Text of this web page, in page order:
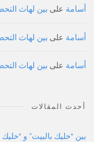
أسامة على بين لهاث
أسامة على بين لهاث
أسامة على بين لهاث
أحدث المقالات
بين “خليك بالبيت” و